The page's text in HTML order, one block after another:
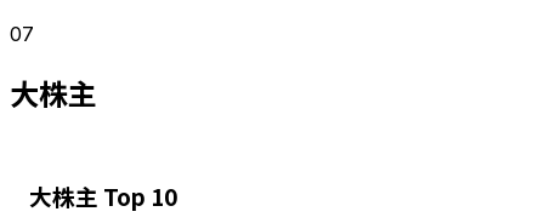
07
大株主
大株主 Top 10